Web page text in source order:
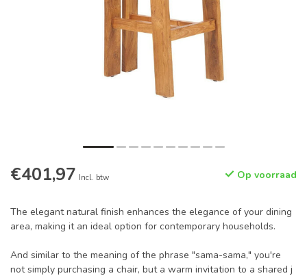
€401,97 Incl. btw Op voorraad
The elegant natural finish enhances the elegance of your dining
area, making it an ideal option for contemporary households.
And similar to the meaning of the phrase "sama-sama," you're
not simply purchasing a chair, but a warm invitation to a shared j